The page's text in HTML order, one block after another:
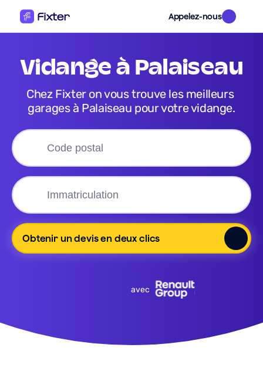
Appelez-nous
vidange à Palaiseau
Chez Fixter on vous trouve les meilleurs
garages à Palaiseau pour votre vidange.
Obtenir un devis en deux clics
avec